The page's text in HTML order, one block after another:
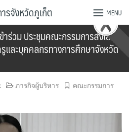
รจังหวัดภูเก็ต MENU
ร่วม ประชุมคณะกรรมการส่งเสริม
และบุคคลกรทางการศึกษาจังหวัด
ภารกิจผู้บริหาร
คณะกรรมการ